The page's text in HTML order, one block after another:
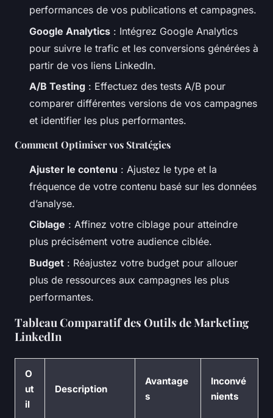
performances de vos publications et campagnes.
Google Analytics : Intégrez Google Analytics
pour suivre le trafic et les conversions générées à
partir de vos liens LinkedIn.
A/B Testing : Effectuez des tests A/B pour
comparer différentes versions de vos campagnes
et identifier les plus performantes.
Comment Optimiser vos Stratégies
Ajuster le contenu : Ajustez le type et la
fréquence de votre contenu basé sur les données
d’analyse.
Ciblage : Affinez votre ciblage pour atteindre
plus précisément votre audience ciblée.
Budget : Réajustez votre budget pour allouer
plus de ressources aux campagnes les plus
performantes.
Tableau Comparatif des Outils de Marketing
LinkedIn
O
ut
il
Description
Avantage
s
Inconvé
nients